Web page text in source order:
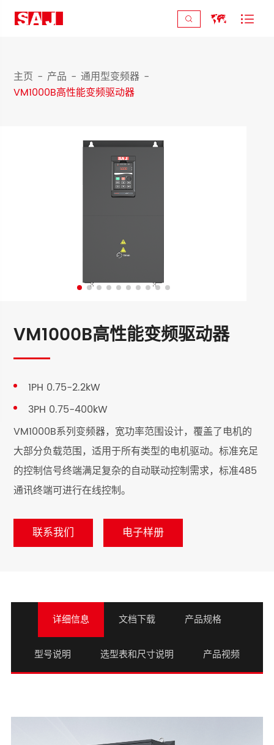
  
主页 产品
通用型变频器
VM1000B高性能变频驱动器
VM1000B高性能变频驱动器
1PH 0.75-2.2kW
3PH 0.75-400kW
VM1000B系列变频器，宽功率范围设计，覆盖了电机的
大部分负载范围，适用于所有类型的电机驱动。标准充足
的控制信号终端满足复杂的自动联动控制需求，标准485
通讯终端可进行在线控制。
联系我们 电子样册
详细信息 文档下载 产品规格
型号说明 选型表和尺寸说明 产品视频